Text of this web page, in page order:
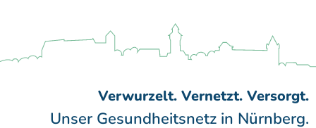
Verwurzelt. Vernetzt. Versorgt.
Unser Gesundheitsnetz in Nürnberg.